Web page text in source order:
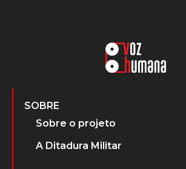
SOBRE
Sobre o projeto
A Ditadura Militar